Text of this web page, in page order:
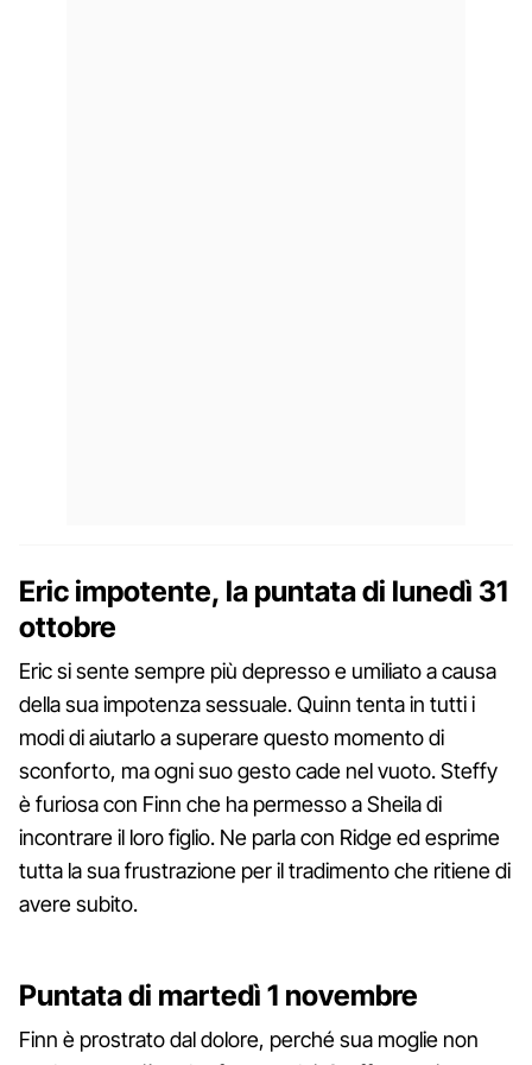
Eric impotente, la puntata di lunedì 31
ottobre
Eric si sente sempre più depresso e umiliato a causa
della sua impotenza sessuale. Quinn tenta in tutti i
modi di aiutarlo a superare questo momento di
sconforto, ma ogni suo gesto cade nel vuoto. Steffy
è furiosa con Finn che ha permesso a Sheila di
incontrare il loro figlio. Ne parla con Ridge ed esprime
tutta la sua frustrazione per il tradimento che ritiene di
avere subito.
Puntata di martedì 1 novembre
Finn è prostrato dal dolore, perché sua moglie non